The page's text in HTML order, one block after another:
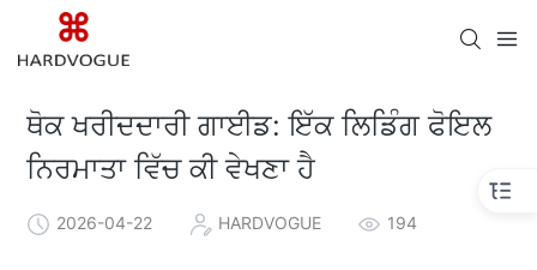
ਥੋਕ ਖਰੀਦਦਾਰੀ ਗਾਈਡ: ਇੱਕ ਲਿਡਿੰਗ ਫੋਇਲ
ਨਿਰਮਾਤਾ ਵਿੱਚ ਕੀ ਵੇਖਣਾ ਹੈ
2026-04-22 HARDVOGUE 194